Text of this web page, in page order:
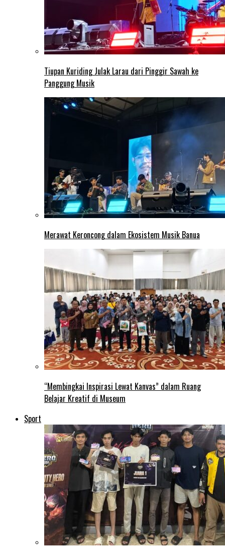
Tiupan Kuriding Julak Larau dari Pinggir Sawah ke
Panggung Musik
Merawat Keroncong dalam Ekosistem Musik Banua
“Membingkai Inspirasi Lewat Kanvas” dalam Ruang
Belajar Kreatif di Museum
Sport